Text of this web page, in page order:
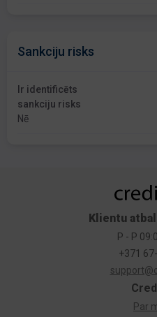
Sankciju risks
Ir identificēts
sankciju risks
Nē
Par
Klientu
P - P
+371